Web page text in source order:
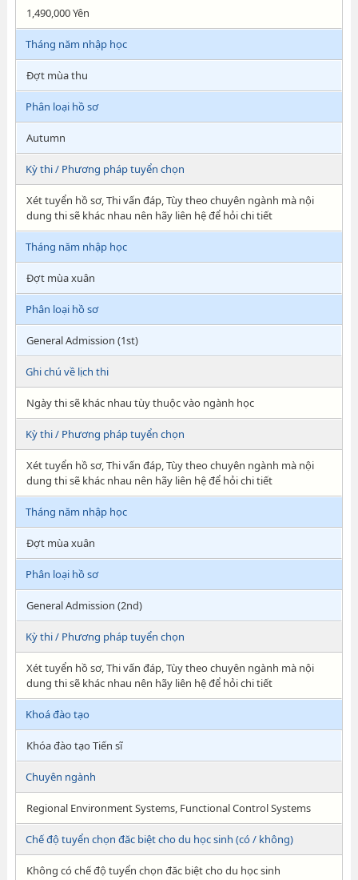
1,490,000 Yên
Tháng năm nhập học
Đợt mùa thu
Phân loại hồ sơ
Autumn
Kỳ thi / Phương pháp tuyển chọn
Xét tuyển hồ sơ, Thi vấn đáp, Tùy theo chuyên ngành mà nội
dung thi sẽ khác nhau nên hãy liên hệ để hỏi chi tiết
Tháng năm nhập học
Đợt mùa xuân
Phân loại hồ sơ
General Admission (1st)
Ghi chú về lịch thi
Ngày thi sẽ khác nhau tùy thuộc vào ngành học
Kỳ thi / Phương pháp tuyển chọn
Xét tuyển hồ sơ, Thi vấn đáp, Tùy theo chuyên ngành mà nội
dung thi sẽ khác nhau nên hãy liên hệ để hỏi chi tiết
Tháng năm nhập học
Đợt mùa xuân
Phân loại hồ sơ
General Admission (2nd)
Kỳ thi / Phương pháp tuyển chọn
Xét tuyển hồ sơ, Thi vấn đáp, Tùy theo chuyên ngành mà nội
dung thi sẽ khác nhau nên hãy liên hệ để hỏi chi tiết
Khoá đào tạo
Khóa đào tạo Tiến sĩ
Chuyên ngành
Regional Environment Systems, Functional Control Systems
Chế độ tuyển chọn đăc biệt cho du học sinh (có / không)
Không có chế độ tuyển chọn đăc biệt cho du học sinh